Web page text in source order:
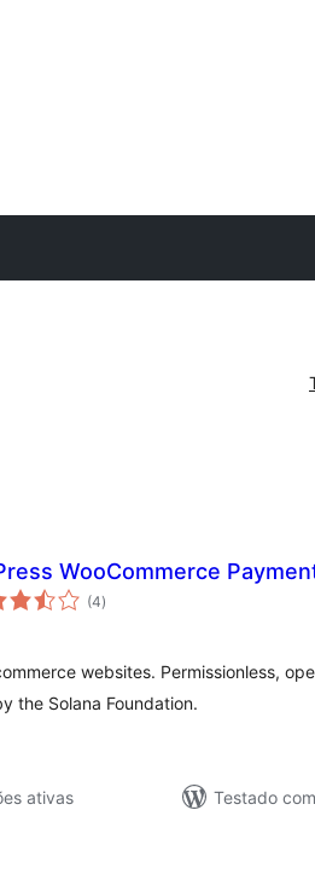
WooCommerce
(4total
de
)
websites. Permissionless,
the Solana Foundation.
ativas
Testado